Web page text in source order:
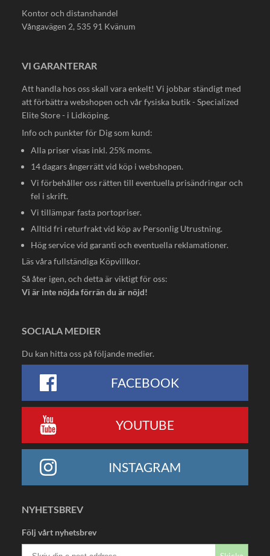
Kontor och distanshandel
Vångavägen 2, 535 91 Kvänum
VI GARANTERAR
Att handla hos oss skall vara enkelt! Vi jobbar ständigt med
att förbättra webshopen och vår fysiska butik - Specialized
Elite Store - i Lidköping.
Info och punkter för Dig som kund:
Alla priser visas inkl. 25% moms.
14 dagars ångerrätt vid köp i webshopen.
Vi förbehåller oss rätten till eventuella prisändringar och
fel i skrift.
Vi tillämpar fasta portopriser.
Alltid fri returfrakt vid köp av Personlig Utrustning.
Hög service vid garanti och eventuella reklamationer.
Läs våra fullständiga Köpvillkor.
Så åter igen, och detta är viktigt för oss:
Vi är inte nöjda förrän du är nöjd!
SOCIALA MEDIER
Du kan hitta oss på följande medier.
FACEBOOK
YOUTUBE
INSTAGRAM
NYHETSBREV
Följ vårt nyhetsbrev